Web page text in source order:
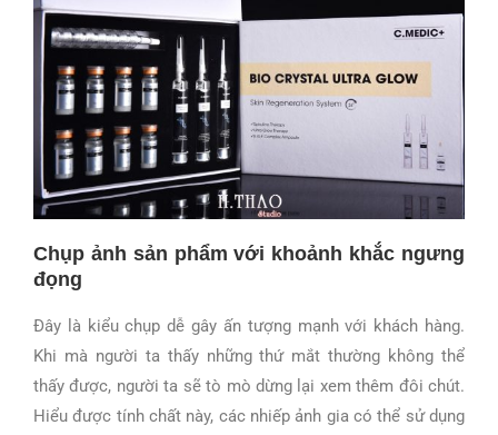
Chụp ảnh sản phẩm với khoảnh khắc ngưng
đọng
Đây là kiểu chụp dễ gây ấn tượng mạnh với khách hàng.
Khi mà người ta thấy những thứ mắt thường không thể
thấy được, người ta sẽ tò mò dừng lại xem thêm đôi chút.
Hiểu được tính chất này, các nhiếp ảnh gia có thể sử dụng